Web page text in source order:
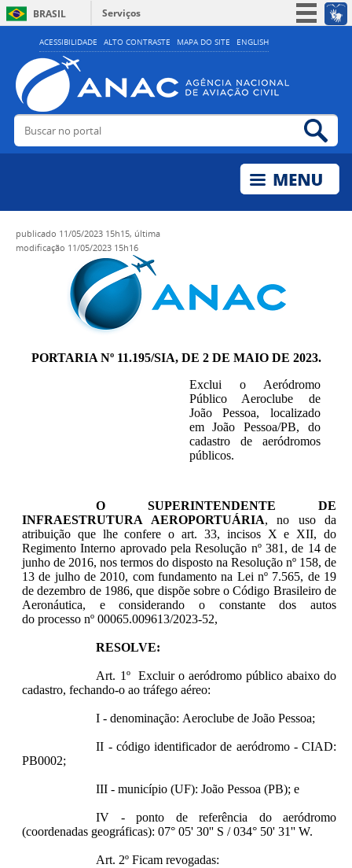
ACESSIBILIDADE ALTO CONTRASTE MAPA DO SITE ENGLISH
BRASIL
Serviços
Simplifique!
Acesso à informação
Legislação
Buscar no portal
publicado 11/05/2023 15h15, última
modificação 11/05/2023 15h16
PORTARIA Nº 11.195/SIA, DE 2 DE MAIO DE 2023.
Exclui o Aeródromo
Público Aeroclube de
João Pessoa, localizado
em João Pessoa/PB, do
cadastro de aeródromos
públicos.
O SUPERINTENDENTE DE
INFRAESTRUTURA AEROPORTUÁRIA, no uso da
atribuição que lhe confere o art. 33, incisos X e XII, do
Regimento Interno aprovado pela Resolução nº 381, de 14 de
junho de 2016, nos termos do disposto na Resolução nº 158, de
13 de julho de 2010, com fundamento na Lei nº 7.565, de 19
de dezembro de 1986, que dispõe sobre o Código Brasileiro de
Aeronáutica, e considerando o constante dos autos
do processo nº 00065.009613/2023-52,
RESOLVE:
Art. 1º Excluir o aeródromo público abaixo do
cadastro, fechando-o ao tráfego aéreo:
I - denominação: Aeroclube de João Pessoa;
II - código identificador de aeródromo - CIAD:
PB0002;
III - município (UF): João Pessoa (PB); e
IV - ponto de referência do aeródromo
(coordenadas geográficas): 07° 05' 30'' S / 034° 50' 31'' W.
Art. 2º Ficam revogadas: